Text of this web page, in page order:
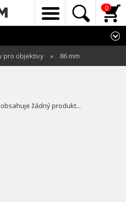
0
pro objektivy » 86 mm
žádný produkt...